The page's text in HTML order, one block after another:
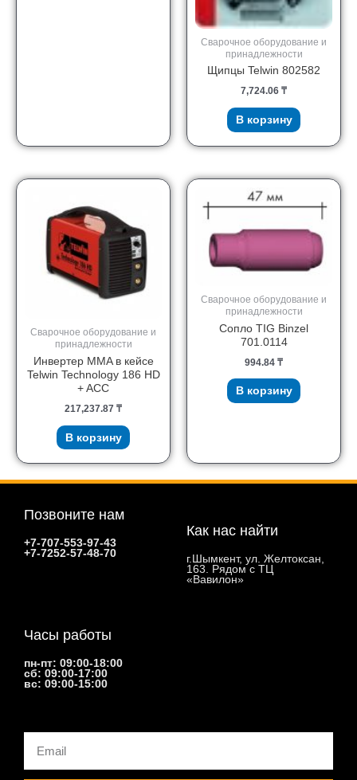
Сварочное оборудование и
принадлежности
Щипцы Telwin 802582
7,724.06 ₸
В корзину
Сварочное оборудование и
принадлежности
Инвертер MMA в кейсе
Telwin Technology 186 HD
+ ACC
217,237.87 ₸
В корзину
Сварочное оборудование и
принадлежности
Сопло TIG Binzel
701.0114
994.84 ₸
В корзину
Позвоните нам
+7-707-553-97-43
+7-7252-57-48-70
Как нас найти
г.Шымкент, ул. Желтоксан,
163. Рядом с ТЦ
«Вавилон»
Часы работы
пн-пт: 09:00-18:00
сб: 09:00-17:00
вс: 09:00-15:00
Email